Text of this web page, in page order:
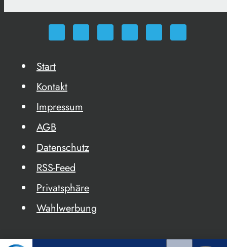
Start
Kontakt
Impressum
AGB
Datenschutz
RSS-Feed
Privatsphäre
Wahlwerbung